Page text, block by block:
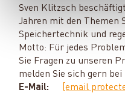
Sven Klitzsch
Jahren mit den Themen
Speichertechnik und
Motto: Für jedes
Sie Fragen zu unseren
melden Sie sich gern bei
E-Mail:
[email